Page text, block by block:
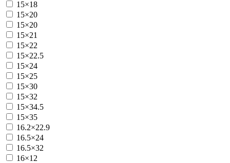
15×18
15×20
15×20
15×21
15×22
15×22.5
15×24
15×25
15×30
15×32
15×34.5
15×35
16.2×22.9
16.5×24
16.5×32
16×12